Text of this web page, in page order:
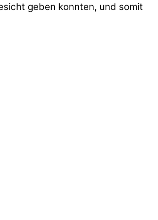
geben konnten, und somit